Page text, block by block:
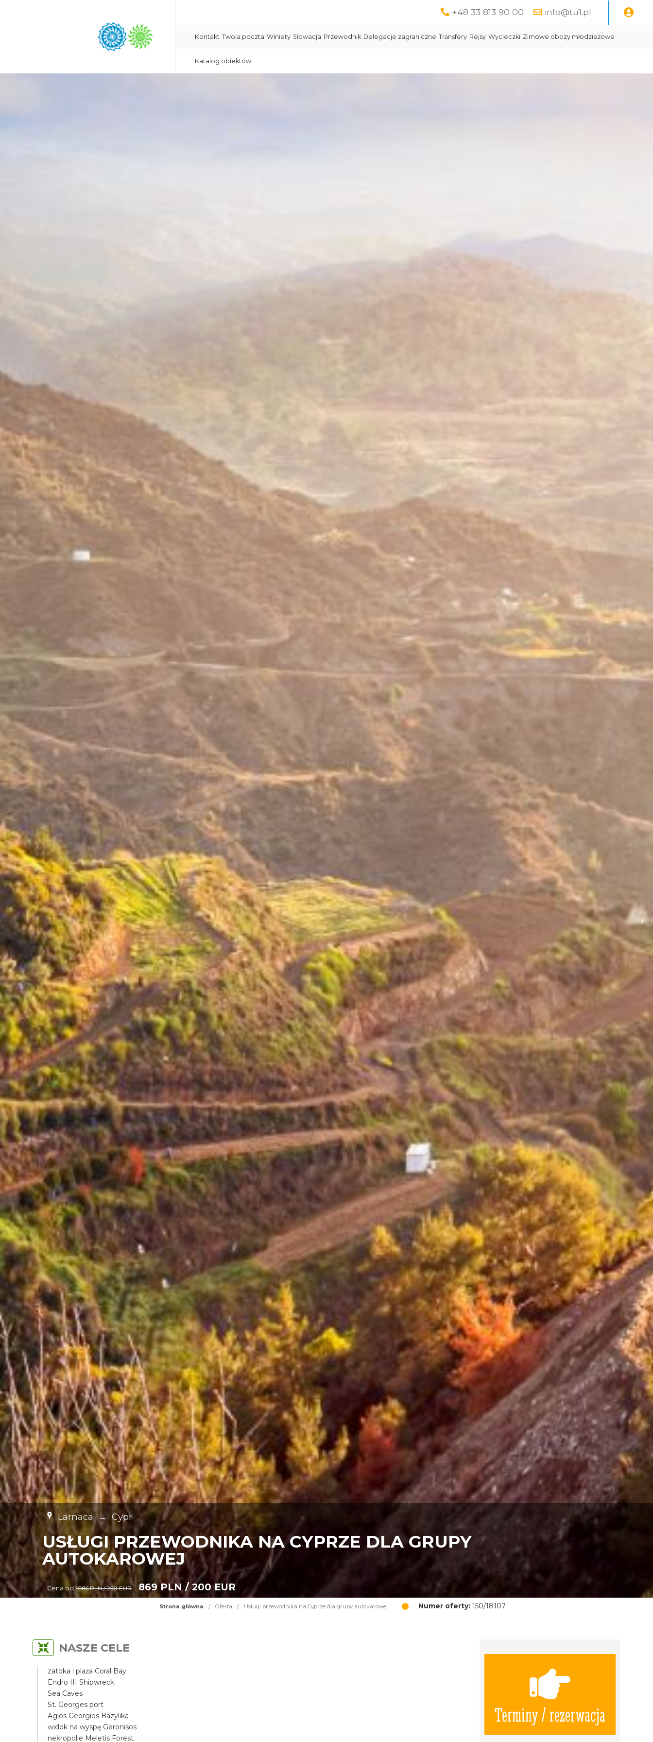
+48 33 813 90 00 info@tu1.pl
Kontakt Twoja poczta Winiety Słowacja Przewodnik Delegacje zagraniczne Transfery Rejsy Wycieczki Zimowe obozy młodzieżowe
Katalog obiektów
Larnaca → Cypr
USŁUGI PRZEWODNIKA NA CYPRZE DLA GRUPY
AUTOKAROWEJ
Cena od 1086 PLN / 250 EUR 869 PLN / 200 EUR
Strona główna / Oferta / Usługi przewodnika na Cyprze dla grupy autokarowej Numer oferty: 150/18107
Terminy / rezerwacja
NASZE CELE
zatoka i plaża Coral Bay
Endro III Shipwreck
Sea Caves
St. Georges port
Agios Georgios Bazylika
widok na wyspę Geronisos
nekropolie Meletis Forest